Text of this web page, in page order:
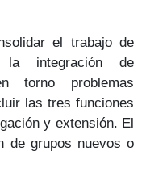
el trabajo de
la integración de
torno problemas
las tres funciones
y extensión. El
de grupos nue­vos o